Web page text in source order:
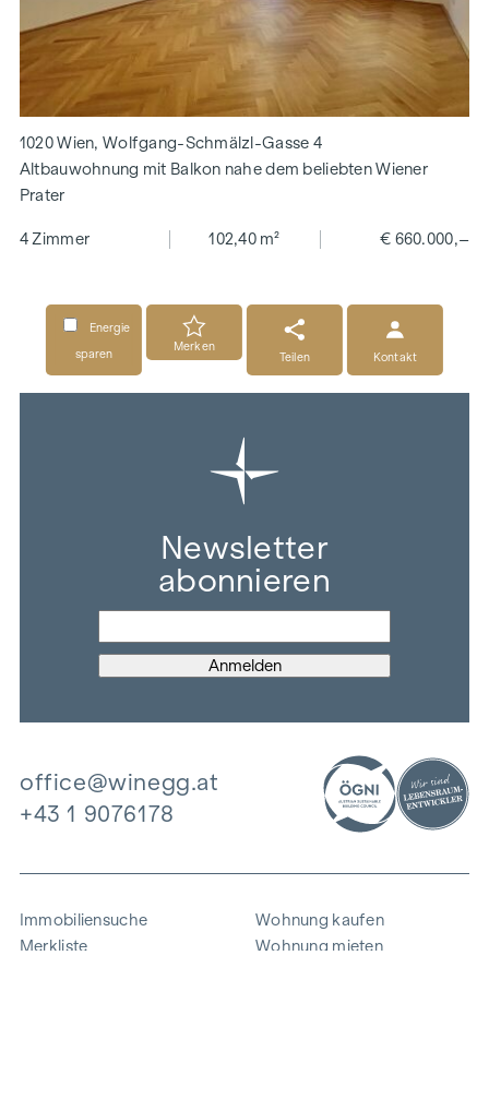
1020 Wien, Wolfgang-Schmälzl-Gasse 4
Altbauwohnung mit Balkon nahe dem beliebten Wiener
Prater
4 Zimmer 102,40 m² € 660.000,–
Energie
sparen
Merken
Teilen
Kontakt
Newsletter
abonnieren
office@winegg.at
+43 1 9076178
Immobiliensuche
Merkliste
Wohnung kaufen
Wohnung mieten